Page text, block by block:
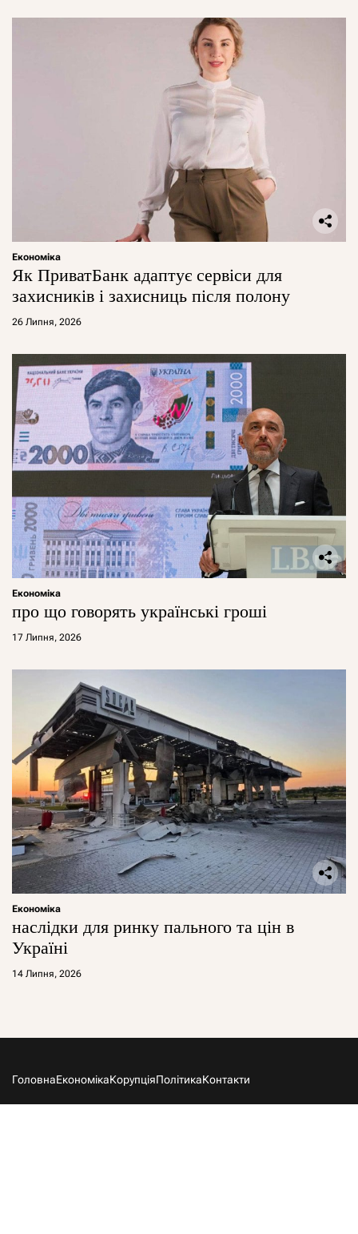
Економіка
Як ПриватБанк адаптує сервіси для
захисників і захисниць після полону
26 Липня, 2026
Економіка
про що говорять українські гроші
17 Липня, 2026
Економіка
наслідки для ринку пального та цін в
Україні
14 Липня, 2026
ГоловнаЕкономікаКорупціяПолітикаКонтакти